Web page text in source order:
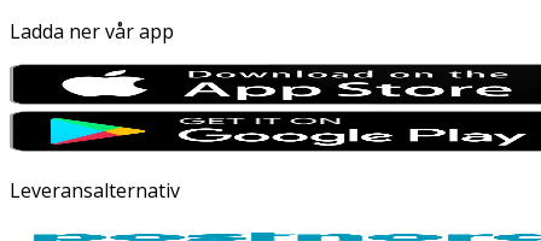
Ladda ner vår app
Leveransalternativ